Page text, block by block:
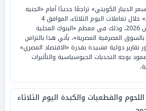
الدينار الكويتي» تراجعًا جديدًا أمام «الجنيه
المصري» خلال تعاملات اليوم الثلاثاء، الموافق 4
أغسطس 2026، وذلك في معظم «البنوك المحلية
بالسوق المصرفية المصرية»، يأتي هذا بالتزامن
تقارير دولية مشيدة بقدرة «الاقتصاد المصري»
بوجه التحديات الجيوسياسية والتأثيرات
والقطعيات والكبدة اليوم الثلاثاء